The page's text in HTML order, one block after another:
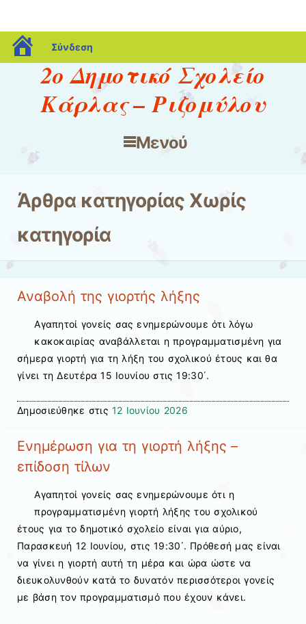
blogs.sch.gr
Σύνδεση
2ο Δημοτικό Σχολείο
Κάρλας – Ριζομύλου
Μενού
Μετάβαση στο περιεχόμενο
Άρθρα κατηγορίας Χωρίς
κατηγορία
Αναβολή της γιορτής λήξης
Αγαπητοί γονείς σας ενημερώνουμε ότι λόγω
κακοκαιρίας αναβάλλεται η προγραμματισμένη για
σήμερα γιορτή για τη λήξη του σχολικού έτους και θα
γίνει τη Δευτέρα 15 Ιουνίου στις 19:30΄.
Δημοσιεύθηκε στις 12 Ιουνίου 2026
Ενημέρωση για τη γιορτή λήξης –
επίδοση τίλων
Αγαπητοί γονείς σας ενημερώνουμε ότι η
προγραμματισμένη γιορτή λήξης του σχολικού
έτους για το δημοτικό σχολείο είναι για αύριο,
Παρασκευή 12 Ιουνίου, στις 19:30΄. Πρόθεσή μας είναι
να γίνει η γιορτή αυτή τη μέρα και ώρα ώστε να
διευκολυνθούν κατά το δυνατόν περισσότεροι γονείς
με βάση τον προγραμματισμό που έχουν κάνει.